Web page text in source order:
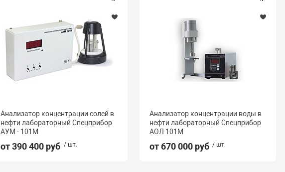
Анализатор концентрации солей в
нефти лабораторный Спецприбор
АУМ - 101М
от 390 400 руб / шт.
Анализатор концентрации воды в
нефти лабораторный Спецприбор
АОЛ 101М
от 670 000 руб / шт.